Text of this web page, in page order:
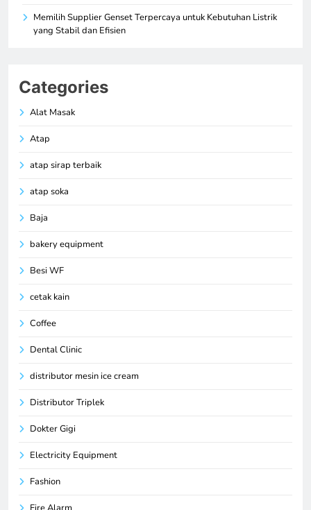
Memilih Supplier Genset Terpercaya untuk Kebutuhan Listrik
yang Stabil dan Efisien
Categories
Alat Masak
Atap
atap sirap terbaik
atap soka
Baja
bakery equipment
Besi WF
cetak kain
Coffee
Dental Clinic
distributor mesin ice cream
Distributor Triplek
Dokter Gigi
Electricity Equipment
Fashion